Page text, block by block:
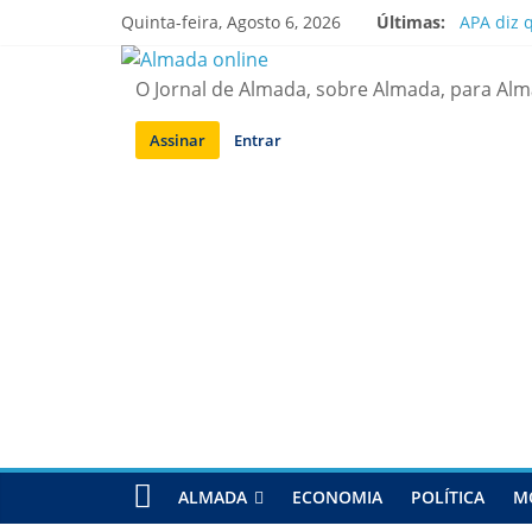
Quinta-feira, Agosto 6, 2026 Últimas:
APA diz
Ponte
O Jornal de Almada, sobre Almada, para
Assinar Entrar
ALMADA ECONOMIA POLÍTICA